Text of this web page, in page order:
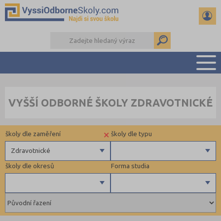
PŘÍPRAVA NA PŘIJÍMAČKY
SEMINÁRKY
VYŠŠÍ ODBORNÉ ŠKOLY ZDRAVOTNICKÉ
Forma studia
Dálkové
školy dle okresů
Blansko (1)
Brno-město (2)
školy dle typu
Krajské
Církevní
×
Zdravotnické
školy dle zaměření
Zdravotnické
Pedagogické
Informatické